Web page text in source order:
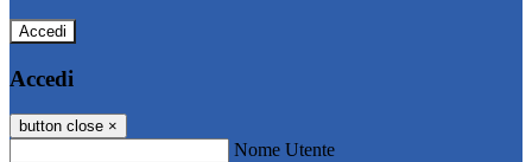
Accedi
Accedi
button close ×
Nome Utente